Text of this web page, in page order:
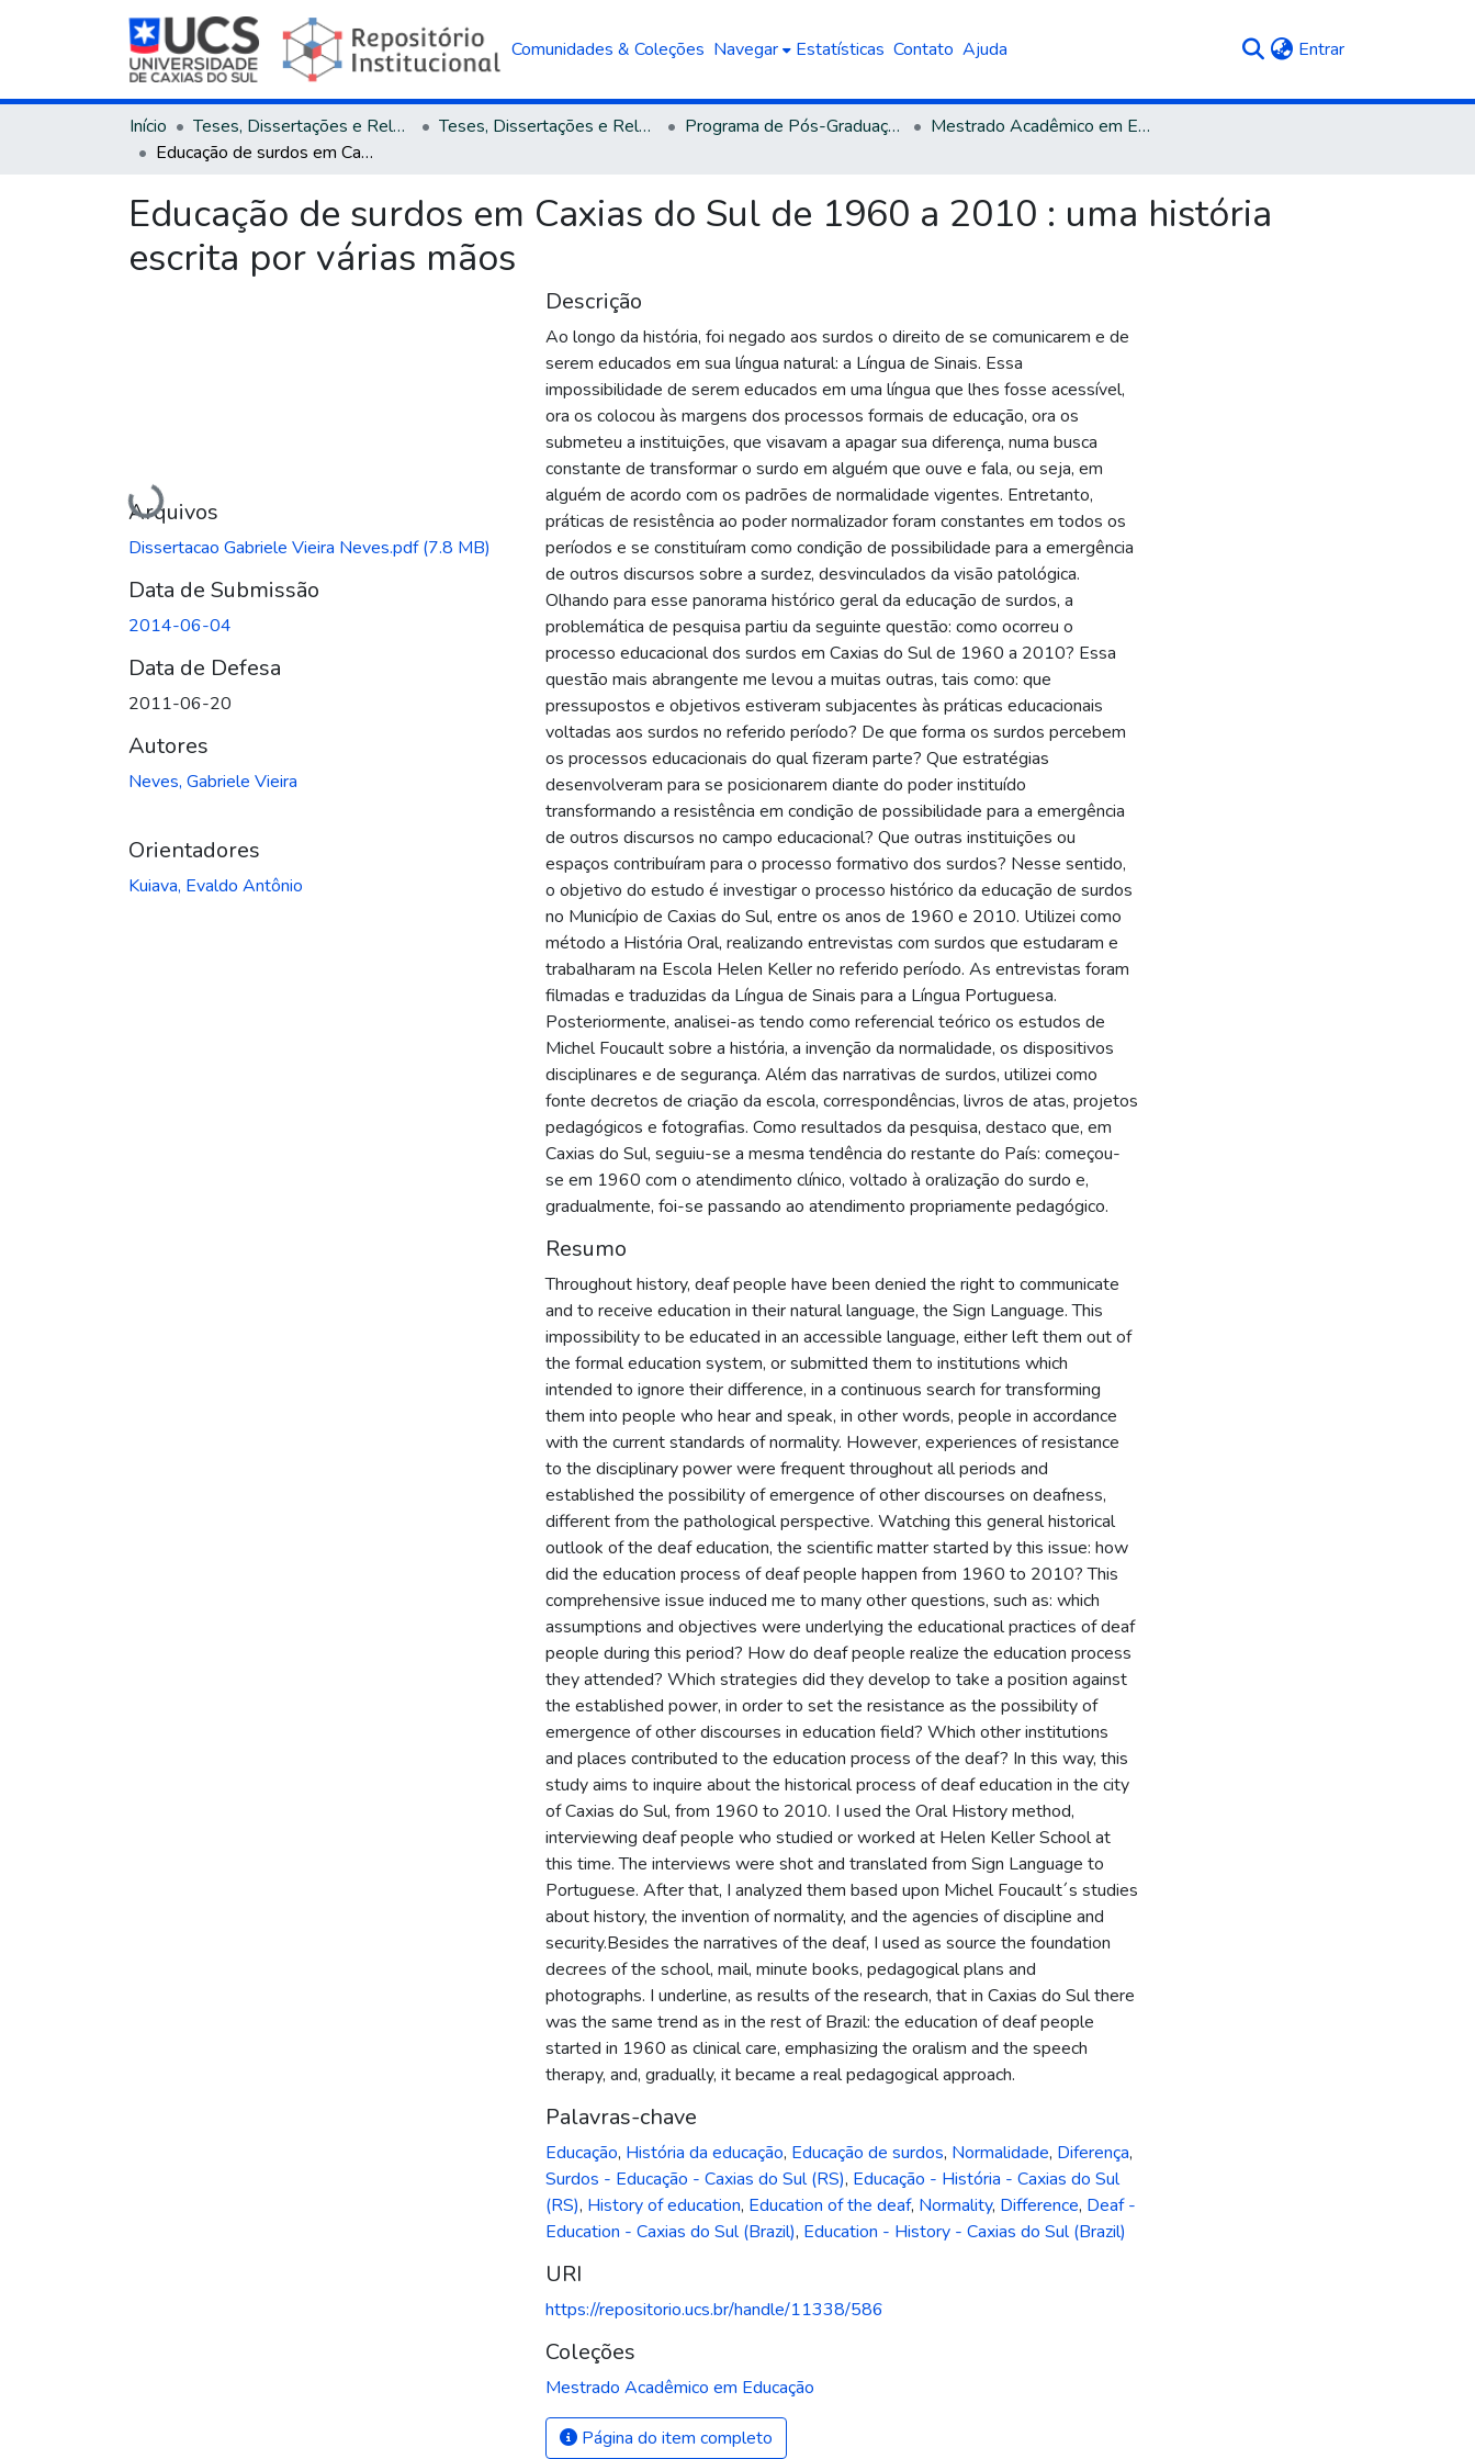
Comunidades & Coleções Navegar Estatísticas Contato Ajuda Entrar(current)
Início Teses, Dissertações e Relatórios Teses, Dissertações e Relatórios defendidos na UCS Programa de Pós-Graduação em Educação
Mestrado Acadêmico em Educação
Educação de surdos em Caxias do Sul de 1960 a 2010 : uma história escrita por várias mãos
Educação de surdos em Caxias do Sul de 1960 a 2010 : uma história
escrita por várias mãos
Carregando...
Arquivos
Dissertacao Gabriele Vieira Neves.pdf(7.8 MB)
Data de Submissão
2014-06-04
Data de Defesa
2011-06-20
Autores
Neves, Gabriele Vieira
Orientadores
Kuiava, Evaldo Antônio
Descrição
Ao longo da história, foi negado aos surdos o direito de se comunicarem e de
serem educados em sua língua natural: a Língua de Sinais. Essa
impossibilidade de serem educados em uma língua que lhes fosse acessível,
ora os colocou às margens dos processos formais de educação, ora os
submeteu a instituições, que visavam a apagar sua diferença, numa busca
constante de transformar o surdo em alguém que ouve e fala, ou seja, em
alguém de acordo com os padrões de normalidade vigentes. Entretanto,
práticas de resistência ao poder normalizador foram constantes em todos os
períodos e se constituíram como condição de possibilidade para a emergência
de outros discursos sobre a surdez, desvinculados da visão patológica.
Olhando para esse panorama histórico geral da educação de surdos, a
problemática de pesquisa partiu da seguinte questão: como ocorreu o
processo educacional dos surdos em Caxias do Sul de 1960 a 2010? Essa
questão mais abrangente me levou a muitas outras, tais como: que
pressupostos e objetivos estiveram subjacentes às práticas educacionais
voltadas aos surdos no referido período? De que forma os surdos percebem
os processos educacionais do qual fizeram parte? Que estratégias
desenvolveram para se posicionarem diante do poder instituído
transformando a resistência em condição de possibilidade para a emergência
de outros discursos no campo educacional? Que outras instituições ou
espaços contribuíram para o processo formativo dos surdos? Nesse sentido,
o objetivo do estudo é investigar o processo histórico da educação de surdos
no Município de Caxias do Sul, entre os anos de 1960 e 2010. Utilizei como
método a História Oral, realizando entrevistas com surdos que estudaram e
trabalharam na Escola Helen Keller no referido período. As entrevistas foram
filmadas e traduzidas da Língua de Sinais para a Língua Portuguesa.
Posteriormente, analisei-as tendo como referencial teórico os estudos de
Michel Foucault sobre a história, a invenção da normalidade, os dispositivos
disciplinares e de segurança. Além das narrativas de surdos, utilizei como
fonte decretos de criação da escola, correspondências, livros de atas, projetos
pedagógicos e fotografias. Como resultados da pesquisa, destaco que, em
Caxias do Sul, seguiu-se a mesma tendência do restante do País: começou-
se em 1960 com o atendimento clínico, voltado à oralização do surdo e,
gradualmente, foi-se passando ao atendimento propriamente pedagógico.
Resumo
Throughout history, deaf people have been denied the right to communicate
and to receive education in their natural language, the Sign Language. This
impossibility to be educated in an accessible language, either left them out of
the formal education system, or submitted them to institutions which
intended to ignore their difference, in a continuous search for transforming
them into people who hear and speak, in other words, people in accordance
with the current standards of normality. However, experiences of resistance
to the disciplinary power were frequent throughout all periods and
established the possibility of emergence of other discourses on deafness,
different from the pathological perspective. Watching this general historical
outlook of the deaf education, the scientific matter started by this issue: how
did the education process of deaf people happen from 1960 to 2010? This
comprehensive issue induced me to many other questions, such as: which
assumptions and objectives were underlying the educational practices of deaf
people during this period? How do deaf people realize the education process
they attended? Which strategies did they develop to take a position against
the established power, in order to set the resistance as the possibility of
emergence of other discourses in education field? Which other institutions
and places contributed to the education process of the deaf? In this way, this
study aims to inquire about the historical process of deaf education in the city
of Caxias do Sul, from 1960 to 2010. I used the Oral History method,
interviewing deaf people who studied or worked at Helen Keller School at
this time. The interviews were shot and translated from Sign Language to
Portuguese. After that, I analyzed them based upon Michel Foucault´s studies
about history, the invention of normality, and the agencies of discipline and
security.Besides the narratives of the deaf, I used as source the foundation
decrees of the school, mail, minute books, pedagogical plans and
photographs. I underline, as results of the research, that in Caxias do Sul there
was the same trend as in the rest of Brazil: the education of deaf people
started in 1960 as clinical care, emphasizing the oralism and the speech
therapy, and, gradually, it became a real pedagogical approach.
Palavras-chave
Educação, História da educação, Educação de surdos, Normalidade, Diferença,
Surdos - Educação - Caxias do Sul (RS), Educação - História - Caxias do Sul
(RS), History of education, Education of the deaf, Normality, Difference, Deaf -
Education - Caxias do Sul (Brazil), Education - History - Caxias do Sul (Brazil)
URI
https://repositorio.ucs.br/handle/11338/586
Coleções
Mestrado Acadêmico em Educação
Página do item completo